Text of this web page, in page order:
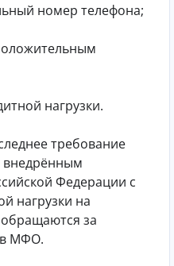
номер телефона;
нагрузки.
требование
внедрённым
Федерации с
нагрузки на
за
в МФО.